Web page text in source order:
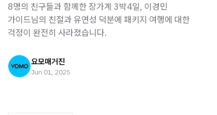
8명의 친구들과 함께한 장가계 3박4일, 이경민
가이드님의 친절과 유연성 덕분에 패키지 여행에 대한
걱정이 완전히 사라졌습니다.
요모매거진
Jun 01, 2025